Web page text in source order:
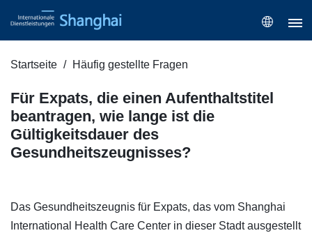
Startseite Häufig gestellte Fragen
Für Expats, die einen Aufenthaltstitel
beantragen, wie lange ist die
Gültigkeitsdauer des
Gesundheitszeugnisses?
Das Gesundheitszeugnis für Expats, das vom Shanghai
International Health Care Center in dieser Stadt ausgestellt